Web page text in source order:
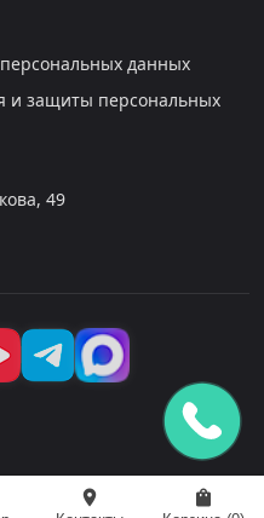
данных
и защиты персональных
49
location_on shopping_bag